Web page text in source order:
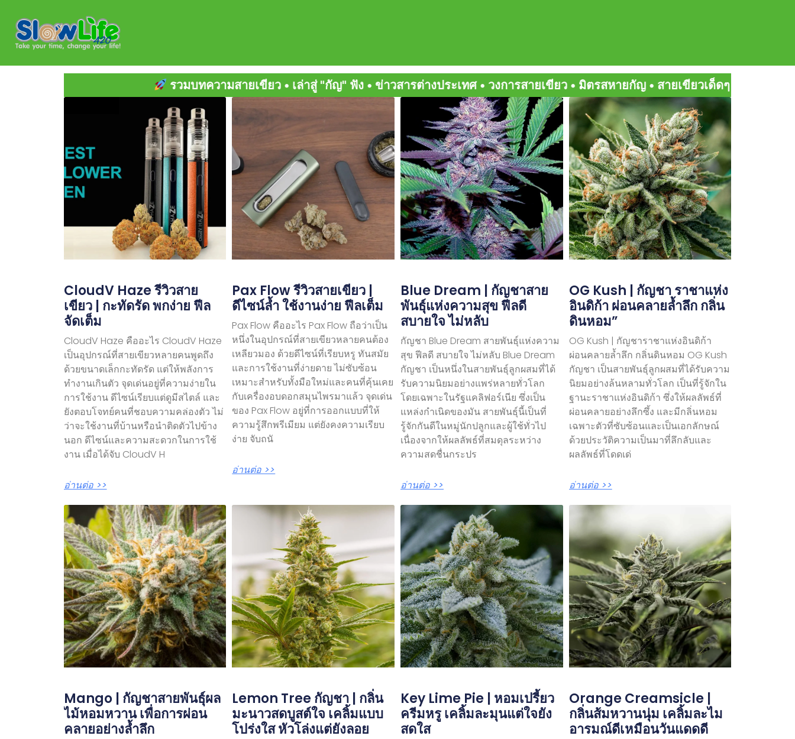
content
รวมบทความสายเขียว • เล่าสู่ "กัญ" ฟัง • ข่าวสารต่างประเทศ • วงการสายเขียว • มิตรสหายกัญ • สายเขียวเด็ดๆ
CloudV Haze รีวิวสาย
เขียว | กะทัดรัด พกง่าย ฟีล
จัดเต็ม
CloudV Haze คืออะไร CloudV Haze
เป็นอุปกรณ์ที่สายเขียวหลายคนพูดถึง
ด้วยขนาดเล็กกะทัดรัด แต่ให้พลังการ
ทำงานเกินตัว จุดเด่นอยู่ที่ความง่ายใน
การใช้งาน ดีไซน์เรียบแต่ดูมีสไตล์ และ
ยังตอบโจทย์คนที่ชอบความคล่องตัว ไม่
ว่าจะใช้งานที่บ้านหรือนำติดตัวไปข้าง
นอก ดีไซน์และความสะดวกในการใช้
งาน เมื่อได้จับ CloudV H
อ่านต่อ >>
Pax Flow รีวิวสายเขียว |
ดีไซน์ล้ำ ใช้งานง่าย ฟีลเต็ม
Pax Flow คืออะไร Pax Flow ถือว่าเป็น
หนึ่งในอุปกรณ์ที่สายเขียวหลายคนต้อง
เหลียวมอง ด้วยดีไซน์ที่เรียบหรู ทันสมัย
และการใช้งานที่ง่ายดาย ไม่ซับซ้อน
เหมาะสำหรับทั้งมือใหม่และคนที่คุ้นเคย
กับเครื่องอบดอกสมุนไพรมาแล้ว จุดเด่น
ของ Pax Flow อยู่ที่การออกแบบที่ให้
ความรู้สึกพรีเมียม แต่ยังคงความเรียบ
ง่าย จับถนั
อ่านต่อ >>
Blue Dream | กัญชาสาย
พันธุ์แห่งความสุข ฟีลดี
สบายใจ ไม่หลับ
กัญชา Blue Dream สายพันธุ์แห่งความ
สุข ฟีลดี สบายใจ ไม่หลับ Blue Dream
กัญชา เป็นหนึ่งในสายพันธุ์ลูกผสมที่ได้
รับความนิยมอย่างแพร่หลายทั่วโลก
โดยเฉพาะในรัฐแคลิฟอร์เนีย ซึ่งเป็น
แหล่งกำเนิดของมัน สายพันธุ์นี้เป็นที่
รู้จักกันดีในหมู่นักปลูกและผู้ใช้ทั่วไป
เนื่องจากให้ผลลัพธ์ที่สมดุลระหว่าง
ความสดชื่นกระปร
อ่านต่อ >>
OG Kush | กัญชา ราชาแห่ง
อินดิก้า ผ่อนคลายล้ำลึก กลิ่น
ดินหอม”
OG Kush | กัญชาราชาแห่งอินดิก้า
ผ่อนคลายล้ำลึก กลิ่นดินหอม OG Kush
กัญชา เป็นสายพันธุ์ลูกผสมที่ได้รับความ
นิยมอย่างล้นหลามทั่วโลก เป็นที่รู้จักใน
ฐานะราชาแห่งอินดิก้า ซึ่งให้ผลลัพธ์ที่
ผ่อนคลายอย่างลึกซึ้ง และมีกลิ่นหอม
เฉพาะตัวที่ซับซ้อนและเป็นเอกลักษณ์
ด้วยประวัติความเป็นมาที่ลึกลับและ
ผลลัพธ์ที่โดดเด่
อ่านต่อ >>
Mango | กัญชาสายพันธุ์ผล
ไม้หอมหวาน เพื่อการผ่อน
คลายอย่างล้ำลึก
Lemon Tree กัญชา | กลิ่น
มะนาวสดบูสต์ใจ เคลิ้มแบบ
โปร่งใส หัวโล่งแต่ยังลอย
Key Lime Pie | หอมเปรี้ยว
ครีมหรู เคลิ้มละมุนแต่ใจยัง
สดใส
Orange Creamsicle |
กลิ่นส้มหวานนุ่ม เคลิ้มละไม
อารมณ์ดีเหมือนวันแดดดี
Page
PagePagePage
Page